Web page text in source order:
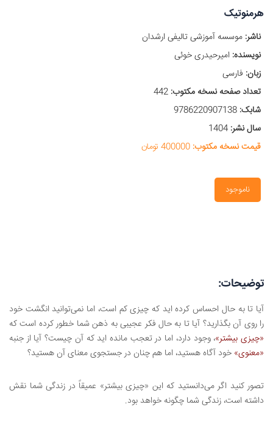
هرمنوتیک
ناشر: موسسه آموزشی تالیفی ارشدان
نویسنده: امیرحیدری خوئی
زبان: فارسی
تعداد صفحه نسخه مکتوب:
شابک:
سال نشر:1404
قیمت نسخه مکتوب:
ناموجود
توضیحات:
آیا تا به حال احساس کرده اید که چیزی کم است، اما نمی‌توانید انگشت خود
را روی آن بگذارید؟ آیا تا به حال فکر عجیبی به ذهن شما خطور کرده است که
«چیزی بیشتر»، وجود دارد، اما در تعجب مانده اید که آن چیست؟ آیا از جنبه
«معنوی» خود آگاه هستید، اما هم چنان در جستجوی معنای آن هستید؟
تصور کنید اگر می‌دانستید که این «چیزی بیشتر» عمیقاً در زندگی شما نقش
داشته است، زندگی شما چگونه خواهد بود.